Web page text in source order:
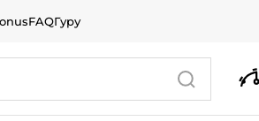
FAQГуру